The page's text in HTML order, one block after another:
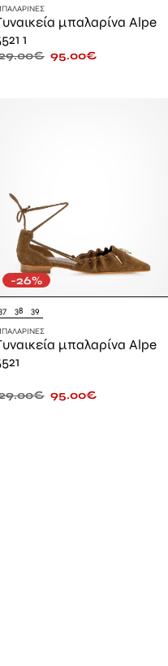
μπαλαρίνα Alpe
1
€ 95.00€
-26%
38 39
μπαλαρίνα Alpe
€ 95.00€